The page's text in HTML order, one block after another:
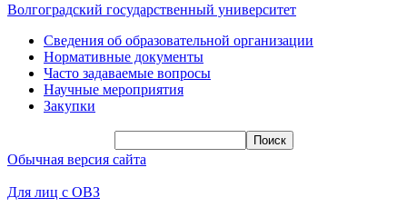
Волгоградский государственный университет
Сведения об образовательной организации
Нормативные документы
Часто задаваемые вопросы
Научные мероприятия
Закупки
Обычная версия сайта
Для лиц с ОВЗ